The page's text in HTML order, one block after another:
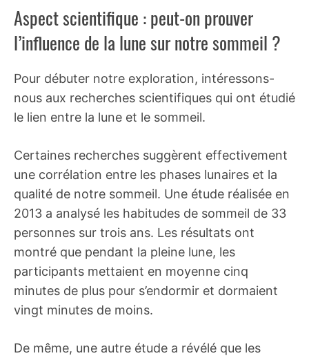
Aspect scientifique : peut-on prouver
l’influence de la lune sur notre sommeil ?
Pour débuter notre exploration, intéressons-
nous aux recherches scientifiques qui ont étudié
le lien entre la lune et le sommeil.
Certaines recherches suggèrent effectivement
une corrélation entre les phases lunaires et la
qualité de notre sommeil. Une étude réalisée en
2013 a analysé les habitudes de sommeil de 33
personnes sur trois ans. Les résultats ont
montré que pendant la pleine lune, les
participants mettaient en moyenne cinq
minutes de plus pour s’endormir et dormaient
vingt minutes de moins.
De même, une autre étude a révélé que les